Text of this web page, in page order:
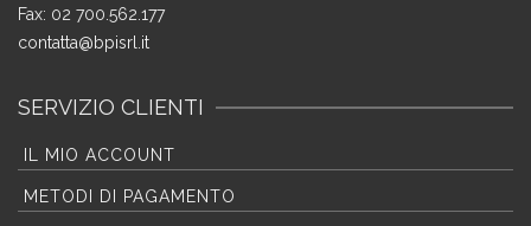
Fax: 02 700.562.177
contatta@bpisrl.it
SERVIZIO CLIENTI
IL MIO ACCOUNT
METODI DI PAGAMENTO